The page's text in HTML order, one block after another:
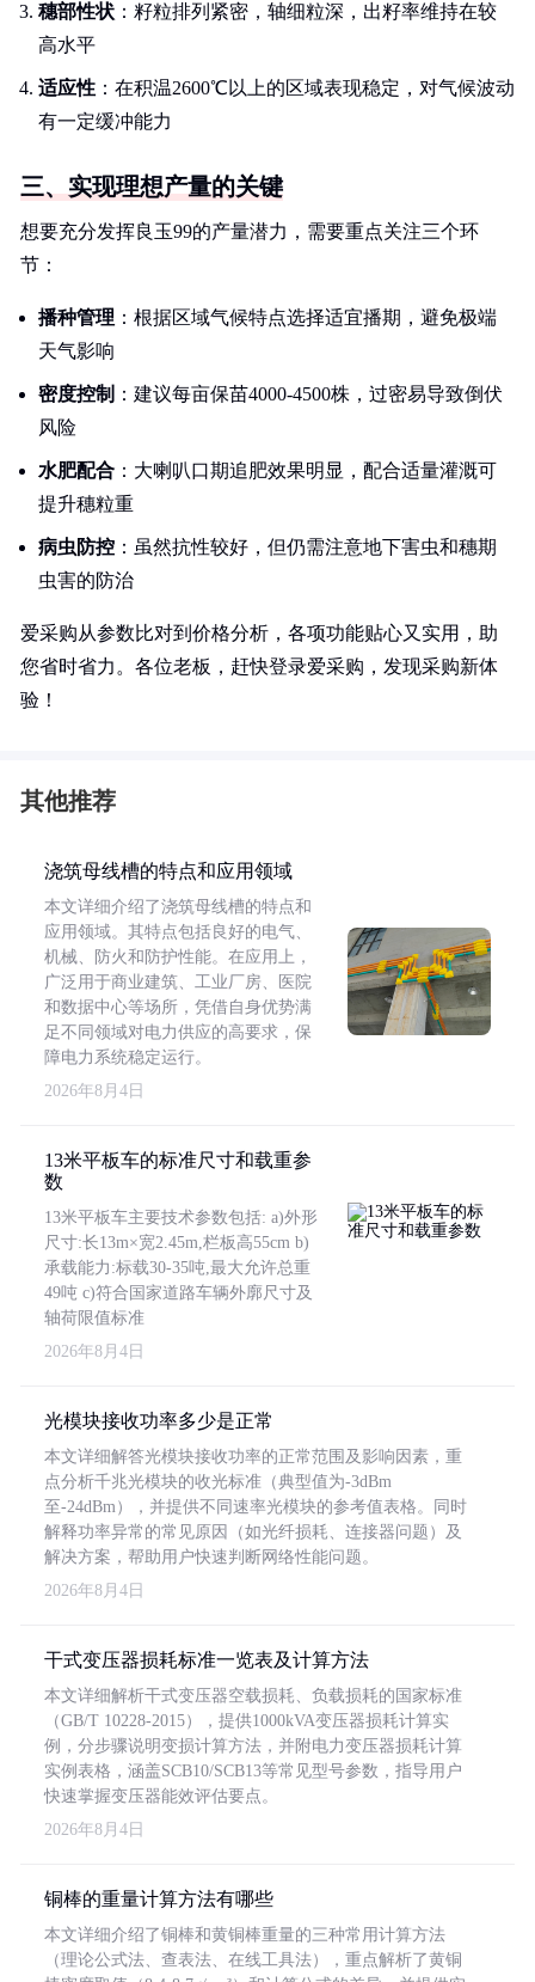
穗部性状 ：籽粒排列紧密，轴细粒深，出籽率维持在较
高水平
适应性 ：在积温2600℃以上的区域表现稳定，对气候波动
有一定缓冲能力
三、实现理想产量的关键
想要充分发挥良玉99的产量潜力，需要重点关注三个环
节：
播种管理 ：根据区域气候特点选择适宜播期，避免极端
天气影响
密度控制 ：建议每亩保苗4000-4500株，过密易导致倒伏
风险
水肥配合 ：大喇叭口期追肥效果明显，配合适量灌溉可
提升穗粒重
病虫防控 ：虽然抗性较好，但仍需注意地下害虫和穗期
虫害的防治
爱采购从参数比对到价格分析，各项功能贴心又实用，助
您省时省力。各位老板，赶快登录爱采购，发现采购新体
验！
其他推荐
浇筑母线槽的特点和应用领域
本文详细介绍了浇筑母线槽的特点和
应用领域。其特点包括良好的电气、
机械、防火和防护性能。在应用上，
广泛用于商业建筑、工业厂房、医院
和数据中心等场所，凭借自身优势满
足不同领域对电力供应的高要求，保
障电力系统稳定运行。
2026年8月4日
13米平板车的标准尺寸和载重参
数
13米平板车主要技术参数包括: a)外形
尺寸:长13m×宽2.45m,栏板高55cm b)
承载能力:标载30-35吨,最大允许总重
49吨 c)符合国家道路车辆外廓尺寸及
轴荷限值标准
2026年8月4日
光模块接收功率多少是正常
本文详细解答光模块接收功率的正常范围及影响因素，重
点分析千兆光模块的收光标准（典型值为-3dBm
至-24dBm），并提供不同速率光模块的参考值表格。同时
解释功率异常的常见原因（如光纤损耗、连接器问题）及
解决方案，帮助用户快速判断网络性能问题。
2026年8月4日
干式变压器损耗标准一览表及计算方法
本文详细解析干式变压器空载损耗、负载损耗的国家标准
（GB/T 10228-2015），提供1000kVA变压器损耗计算实
例，分步骤说明变损计算方法，并附电力变压器损耗计算
实例表格，涵盖SCB10/SCB13等常见型号参数，指导用户
快速掌握变压器能效评估要点。
2026年8月4日
铜棒的重量计算方法有哪些
本文详细介绍了铜棒和黄铜棒重量的三种常用计算方法
（理论公式法、查表法、在线工具法），重点解析了黄铜